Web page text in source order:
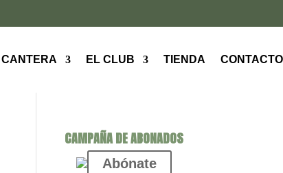
CANTERA EL CLUB TIENDA CONTACTO
CAMPAÑA DE ABONADOS
Abónate